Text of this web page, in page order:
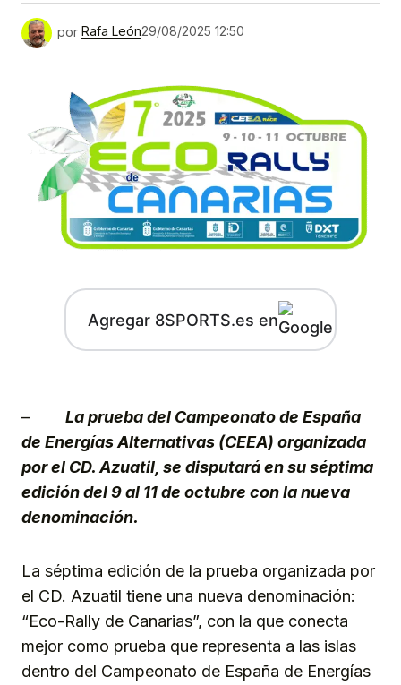
por Rafa León29/08/2025 12:50
Agregar 8SPORTS.es en
– La prueba del Campeonato de España
de Energías Alternativas (CEEA) organizada
por el CD. Azuatil, se disputará en su séptima
edición del 9 al 11 de octubre con la nueva
denominación.
La séptima edición de la prueba organizada por
el CD. Azuatil tiene una nueva denominación:
“Eco-Rally de Canarias”, con la que conecta
mejor como prueba que representa a las islas
dentro del Campeonato de España de Energías